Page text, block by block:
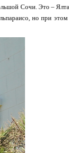
Сочи. Это –
но при этом